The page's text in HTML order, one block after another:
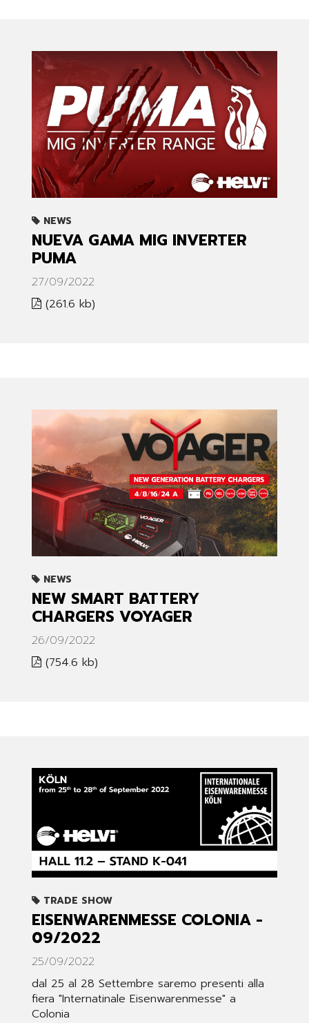
NEWS
NUEVA GAMA MIG INVERTER
PUMA
27/09/2022
(261.6 kb)
NEWS
NEW SMART BATTERY
CHARGERS VOYAGER
26/09/2022
(754.6 kb)
TRADE SHOW
EISENWARENMESSE COLONIA -
09/2022
25/09/2022
dal 25 al 28 Settembre saremo presenti alla
fiera "Internatinale Eisenwarenmesse" a
Colonia